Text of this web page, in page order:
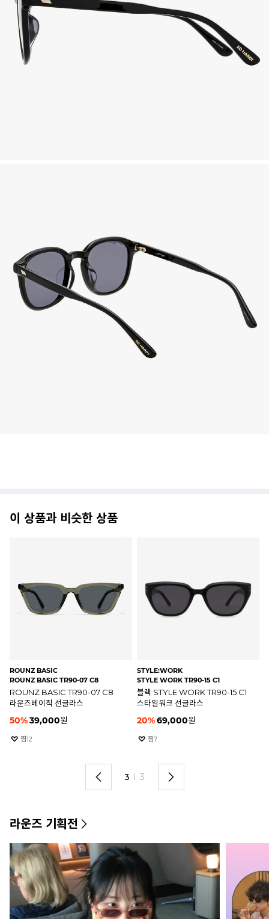
이 상품과 비슷한 상품
ROUNZ BASIC
ROUNZ BASIC TR90-07 C8
ROUNZ BASIC TR90-07 C8
라운즈베이직 선글라스
50%39,000원
찜12
STYLE:WORK
STYLE WORK TR90-15 C1
블랙 STYLE WORK TR90-15 C1
스타일워크 선글라스
20%69,000원
찜7
3 I 3
라운즈 기획전